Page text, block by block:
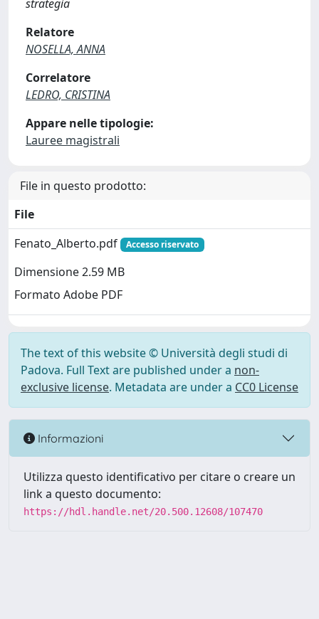
strategia
Relatore
NOSELLA, ANNA
Correlatore
LEDRO, CRISTINA
Appare nelle tipologie:
Lauree magistrali
File in questo prodotto:
File
Fenato_Alberto.pdf
Accesso riservato
Dimensione 2.59 MB
Formato Adobe PDF
The text of this website © Università degli studi di
Padova. Full Text are published under a non-
exclusive license. Metadata are under a CC0 License
Informazioni
Utilizza questo identificativo per citare o creare un
link a questo documento:
https://hdl.handle.net/20.500.12608/107470